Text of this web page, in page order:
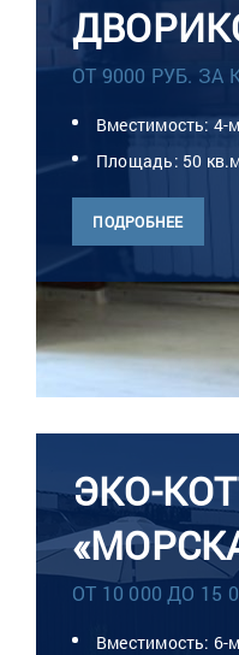
ОТ 9000 РУБ. ЗА
Вместимость: 4-
Площадь: 50
ПОДРОБНЕЕ
ЭКО-
ОТ 10 000 ДО 15
Вместимость: 6-